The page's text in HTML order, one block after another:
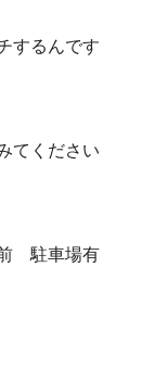
するんです
てください
駐車場有